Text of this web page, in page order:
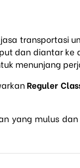
transportasi
dan diantar
menunjang
Reguler
yang mulus